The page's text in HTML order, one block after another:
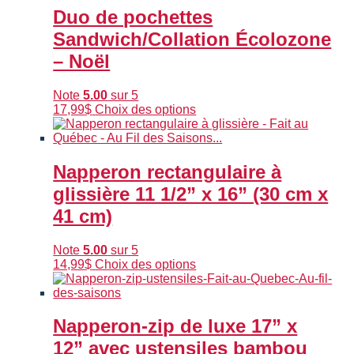
variations.
Les
options
peuvent
la
page
du
Duo de pochettes
Sandwich/Collation Écolozone
– Noël
Note5.00 sur 5
17,99$ Choix des optionsCe
produit
a
variations.
Les
options
peuvent
la
page
Napperon rectangulaire à
glissière 11 1/2” x 16” (30 cm x
41 cm)
Note5.00 sur 5
14,99$ Choix des optionsCe
produit
variations.
Les
options
Napperon-zip de luxe 17” x
12” avec ustensiles bambou